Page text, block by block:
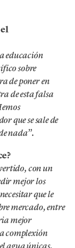
educación
sobre
de poner en
de esta falsa
que se sale de
nada”.
con un
mejor los
que le
mercado, entre
mejor
complexión